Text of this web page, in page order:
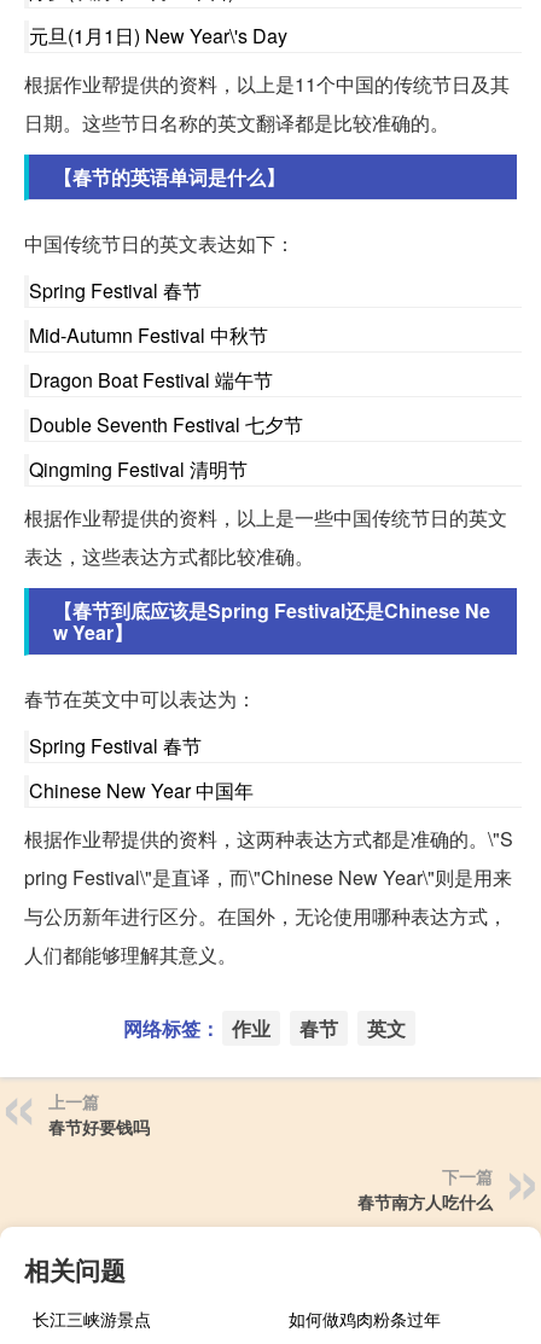
元旦(1月1日) New Year\'s Day
根据作业帮提供的资料，以上是11个中国的传统节日及其
日期。这些节日名称的英文翻译都是比较准确的。
【春节的英语单词是什么】
中国传统节日的英文表达如下：
Spring Festival 春节
Mid-Autumn Festival 中秋节
Dragon Boat Festival 端午节
Double Seventh Festival 七夕节
Qingming Festival 清明节
根据作业帮提供的资料，以上是一些中国传统节日的英文
表达，这些表达方式都比较准确。
【春节到底应该是Spring Festival还是Chinese Ne
w Year】
春节在英文中可以表达为：
Spring Festival 春节
Chinese New Year 中国年
根据作业帮提供的资料，这两种表达方式都是准确的。\"S
pring Festival\"是直译，而\"Chinese New Year\"则是用来
与公历新年进行区分。在国外，无论使用哪种表达方式，
人们都能够理解其意义。
网络标签： 作业 春节 英文
上一篇
春节好要钱吗
下一篇
春节南方人吃什么
相关问题
长江三峡游景点
如何做鸡肉粉条过年